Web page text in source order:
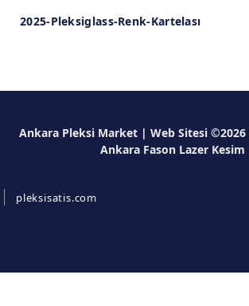
2025-Pleksiglass-Renk-Kartelası
Ankara Pleksi Market | Web Sitesi ©2026
Ankara Fason Lazer Kesim
pleksisatis.com